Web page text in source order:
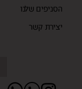
הסניפים שלנו
יצירת קשר